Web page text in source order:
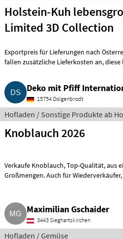
Holstein-Kuh
Limited 3D Collection
Exportpreis für Lieferungen nach
fallen zusätzliche Lieferkosten an, diese können Sie gern bei uns anfragen.
Deko mit Pfiff
Schwäbisches
15754 Dolgenbrodt
Hofladen / Sonstige Produkte ab
Knoblauch 2026
Verkaufe Knoblauch, Top-Qualität, aus eigenem Anbau, in Klein- sowie auch in
Großmengen. Auch für Wiederverkäufer, Händler, Marktsteher. Zustellung,
Maximilian Gschaider
3443 Sieghartskirchen
Hofladen / Gemüse